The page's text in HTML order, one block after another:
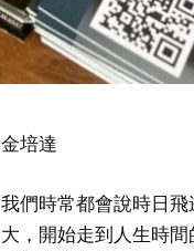
金培達
我們時常都會說時日
大，開始走到人生時